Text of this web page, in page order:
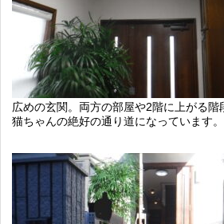
広めの玄関。両方の部屋や2階に上がる階
猫ちゃんの絶好の通り道になっています。